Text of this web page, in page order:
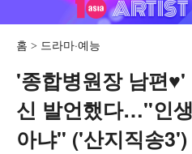
홈 드라마·예능
'종합병원장 남편
신 발언했다…"인
아냐" ('산지직송3')